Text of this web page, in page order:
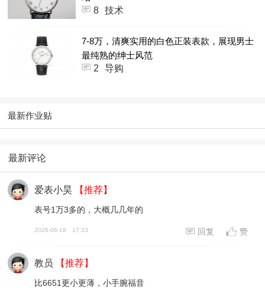
8
技术
7-8万，清爽实用的白色正装表款，展现男士
最纯熟的绅士风范
2
导购
最新作业贴
最新评论
爱表小昊 【推荐】
表号1万3多的，大概几几年的
2026-06-18 17:33 回复 赞
教员 【推荐】
比6651更小更薄，小手腕福音